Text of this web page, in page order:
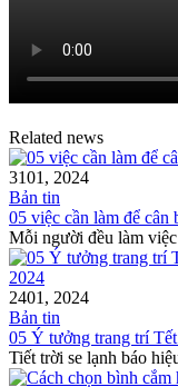
Related news
3101, 2024
Bản tin
05 việc cần làm để cân
Mỗi người đều làm
2401, 2024
Bản tin
05 Ý tưởng trang trí
Tiết trời se lạnh báo